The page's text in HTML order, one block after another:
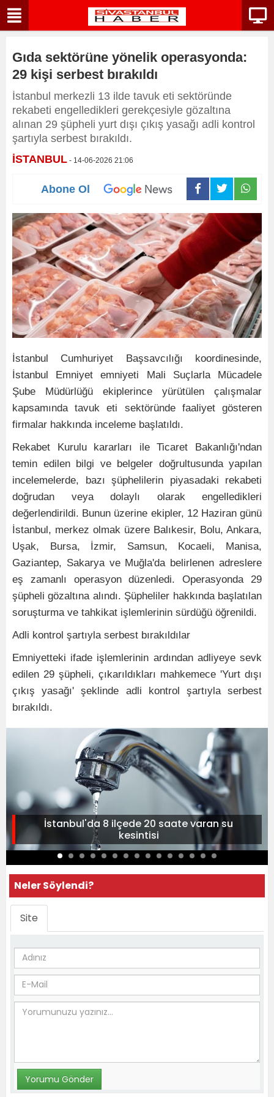
Gıda sektörüne yönelik operasyonda:
29 kişi serbest bırakıldı
İstanbul merkezli 13 ilde tavuk eti sektöründe
rekabeti engelledikleri gerekçesiyle gözaltına
alınan 29 şüpheli yurt dışı çıkış yasağı adli kontrol
şartıyla serbest bırakıldı.
İSTANBUL - 14-06-2026 21:06
Abone Ol
İstanbul Cumhuriyet Başsavcılığı koordinesinde,
İstanbul Emniyet emniyeti Mali Suçlarla Mücadele
Şube Müdürlüğü ekiplerince yürütülen çalışmalar
kapsamında tavuk eti sektöründe faaliyet gösteren
firmalar hakkında inceleme başlatıldı.
Rekabet Kurulu kararları ile Ticaret Bakanlığı'ndan
temin edilen bilgi ve belgeler doğrultusunda yapılan
incelemelerde, bazı şüphelilerin piyasadaki rekabeti
doğrudan veya dolaylı olarak engelledikleri
değerlendirildi. Bunun üzerine ekipler, 12 Haziran günü
İstanbul, merkez olmak üzere Balıkesir, Bolu, Ankara,
Uşak, Bursa, İzmir, Samsun, Kocaeli, Manisa,
Gaziantep, Sakarya ve Muğla'da belirlenen adreslere
eş zamanlı operasyon düzenledi. Operasyonda 29
şüpheli gözaltına alındı. Şüpheliler hakkında başlatılan
soruşturma ve tahkikat işlemlerinin sürdüğü öğrenildi.
Adli kontrol şartıyla serbest bırakıldılar
Emniyetteki ifade işlemlerinin ardından adliyeye sevk
edilen 29 şüpheli, çıkarıldıkları mahkemece 'Yurt dışı
çıkış yasağı' şeklinde adli kontrol şartıyla serbest
bırakıldı.
İstanbul'da 8 ilçede 20 saate varan su
kesintisi
Neler Söylendi?
Site